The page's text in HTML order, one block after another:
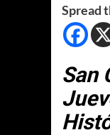
Spread
San